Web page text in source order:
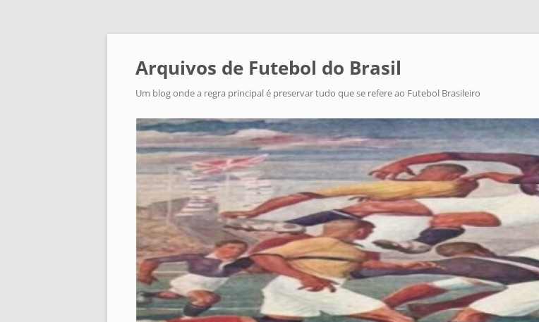
Arquivos de Futebol do Brasil
Um blog onde a regra principal é preservar tudo que se refere ao Futebol Brasileiro